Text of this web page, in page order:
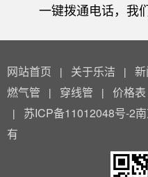
一键拨通电话，我
网站首页 | 关于乐洁 |
燃气管 | 穿线管 | 价格表
| 苏ICP备11012048号-2
有